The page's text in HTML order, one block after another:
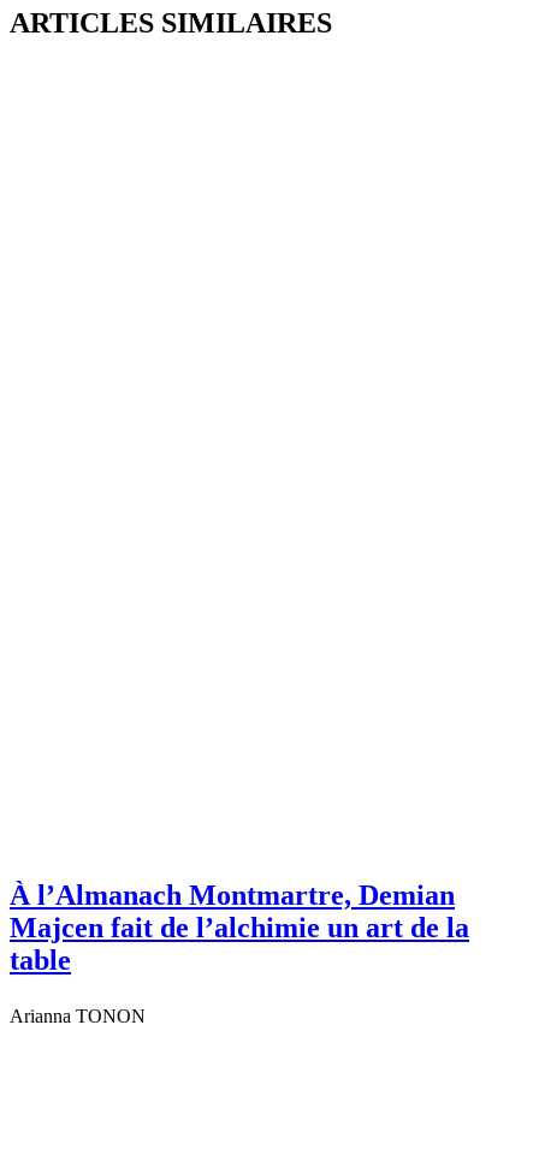
ARTICLES SIMILAIRES
À l’Almanach Montmartre, Demian
Majcen fait de l’alchimie un art de la
table
Arianna TONON